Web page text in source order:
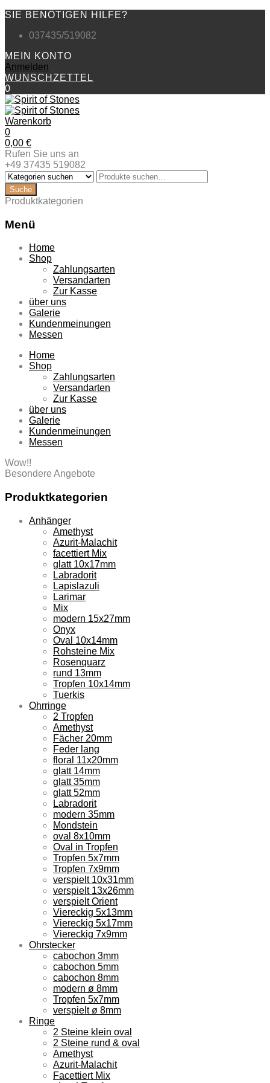
SIE BENÖTIGEN HILFE?
037435/519082
MEIN KONTO
Anmelden
WUNSCHZETTEL
0
Warenkorb
0
0,00 €
Rufen Sie uns an
+49 37435 519082
Produktkategorien
Menü
Zum
Inhalt
Home
Shop
Zahlungsarten
Versandarten
Zur Kasse
über uns
Galerie
Kundenmeinungen
Messen
Home
Shop
Zahlungsarten
Versandarten
Zur Kasse
über uns
Galerie
Kundenmeinungen
Messen
Wow!!
Besondere Angebote
Produktkategorien
Anhänger
Amethyst
Azurit-Malachit
facettiert Mix
glatt 10x17mm
Labradorit
Lapislazuli
Larimar
Mix
modern 15x27mm
Onyx
Oval 10x14mm
Rohsteine Mix
Rosenquarz
rund 13mm
Tropfen 10x14mm
Tuerkis
Ohrringe
2 Tropfen
Amethyst
Fächer 20mm
Feder lang
floral 11x20mm
glatt 14mm
glatt 35mm
glatt 52mm
Labradorit
modern 35mm
Mondstein
oval 8x10mm
Oval in Tropfen
Tropfen 5x7mm
Tropfen 7x9mm
verspielt 10x31mm
verspielt 13x26mm
verspielt Orient
Viereckig 5x13mm
Viereckig 5x17mm
Viereckig 7x9mm
Ohrstecker
cabochon 3mm
cabochon 5mm
cabochon 8mm
modern ø 8mm
Tropfen 5x7mm
verspielt ø 8mm
Ringe
2 Steine klein oval
2 Steine rund & oval
Amethyst
Azurit-Malachit
Facettiert Mix